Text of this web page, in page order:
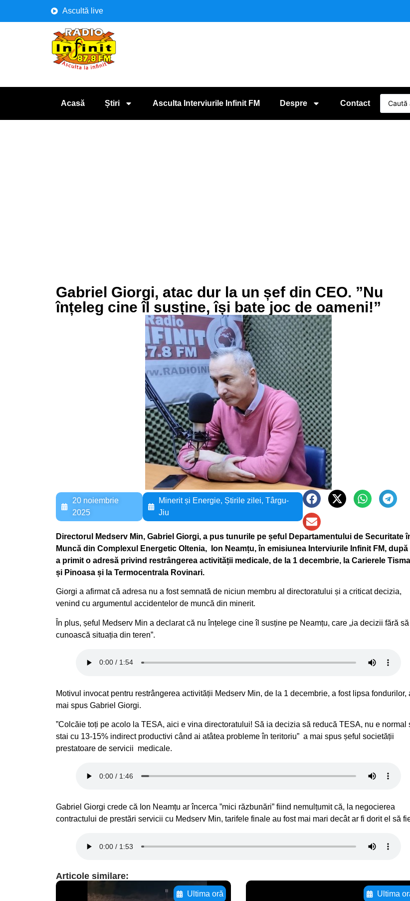
Ascultă live
Acasă Știri Asculta Interviurile Infinit FM Despre Contact
Gabriel Giorgi, atac dur la un șef din CEO. ”Nu
înțeleg cine îl susține, își bate joc de oameni!”
20 noiembrie
2025
Minerit și Energie, Știrile zilei,Târgu-
Jiu
Directorul Medserv Min, Gabriel Giorgi, a pus tunurile pe șeful Departamentului de Securitate
Muncă din Complexul Energetic Oltenia, Ion Neamțu, în emisiunea Interviurile Infinit FM, după
a primit o adresă privind restrângerea activității medicale, de la 1 decembrie, la Carierele
și Pinoasa și la Termocentrala Rovinari.
Giorgi a afirmat că adresa nu a fost semnată de niciun membru al directoratului și a criticat decizia,
venind cu argumentul accidentelor de muncă din minerit.
În plus, șeful Medserv Min a declarat că nu înțelege cine îl susține pe Neamțu, care „ia decizii fără să
cunoască situația din teren”.
Motivul invocat pentru restrângerea activității Medserv Min, de la 1 decembrie, a fost lipsa fondurilor,
mai spus Gabriel Giorgi.
”Colcăie toți pe acolo la TESA, aici e vina directoratului! Să ia decizia să reducă TESA, nu e normal
stai cu 13-15% indirect productivi când ai atâtea probleme în teritoriu” a mai spus șeful societății
prestatoare de servicii medicale.
Gabriel Giorgi crede că Ion Neamțu ar încerca ”mici răzbunări” fiind nemulțumit că, la negocierea
contractului de prestări servicii cu Medserv Min, tarifele finale au fost mai mari decât ar fi dorit el să
Articole similare:
Ultima oră Ultima